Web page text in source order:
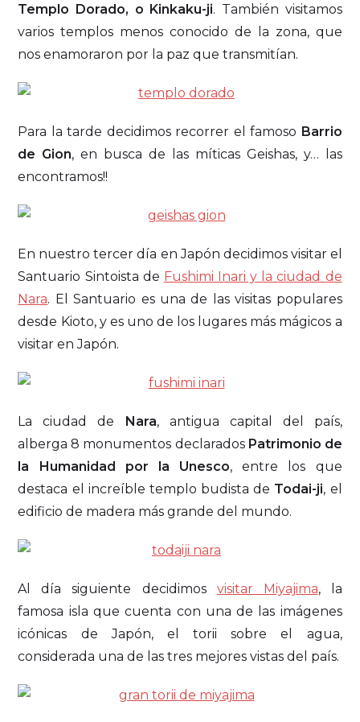
Templo Dorado, o Kinkaku-ji. También visitamos
varios templos menos conocido de la zona, que
nos enamoraron por la paz que transmitían.
Para la tarde decidimos recorrer el famoso Barrio
de Gion, en busca de las míticas Geishas, y… las
encontramos!!
En nuestro tercer día en Japón decidimos visitar el
Santuario Sintoista de Fushimi Inari y la ciudad de
Nara. El Santuario es una de las visitas populares
desde Kioto, y es uno de los lugares más mágicos a
visitar en Japón.
La ciudad de Nara, antigua capital del país,
alberga 8 monumentos declarados Patrimonio de
la Humanidad por la Unesco, entre los que
destaca el increíble templo budista de Todai-ji, el
edificio de madera más grande del mundo.
Al día siguiente decidimos visitar Miyajima, la
famosa isla que cuenta con una de las imágenes
icónicas de Japón, el torii sobre el agua,
considerada una de las tres mejores vistas del país.